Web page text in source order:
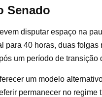
Senado
disputar espaço na
para 40 horas, duas
um período de transição
um modelo
permanecer no regime